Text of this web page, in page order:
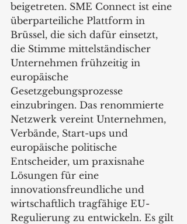
beigetreten. SME Connect ist eine
überparteiliche Plattform in
Brüssel, die sich dafür einsetzt,
die Stimme mittelständischer
Unternehmen frühzeitig in
europäische
Gesetzgebungsprozesse
einzubringen. Das renommierte
Netzwerk vereint Unternehmen,
Verbände, Start-ups und
europäische politische
Entscheider, um praxisnahe
Lösungen für eine
innovationsfreundliche und
wirtschaftlich tragfähige EU-
Regulierung zu entwickeln. Es gilt